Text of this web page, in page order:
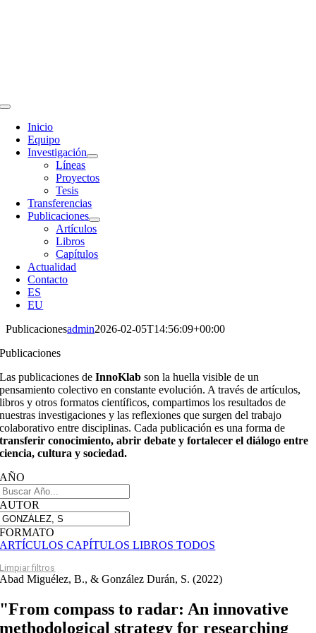
Toggle
Navigation
Inicio
Equipo
Investigación
Líneas
Proyectos
Tesis
Transferencias
Publicaciones
Artículos
Libros
Capítulos
Actualidad
Contacto
ES
EU
Publicacionesadmin2026-02-05T14:56:09+00:00
Publicaciones
Las publicaciones deInnoKlab son la huella visible de un
pensamiento colectivo en constante evolución. A través de artículos,
libros y otros formatos científicos, compartimos los resultados de
nuestras investigaciones y las reflexiones que surgen del trabajo
colaborativo entre disciplinas. Cada publicación es una forma de
transferir conocimiento, abrir debate y fortalecer el diálogo entre
ciencia, cultura y sociedad.
AÑO
AUTOR
FORMATO
ARTÍCULOS CAPÍTULOS LIBROS TODOS
Limpiar filtros
Abad Miguélez, B., & González Durán, S. (2022)
"From compass to radar: An innovative
methodological strategy for researching